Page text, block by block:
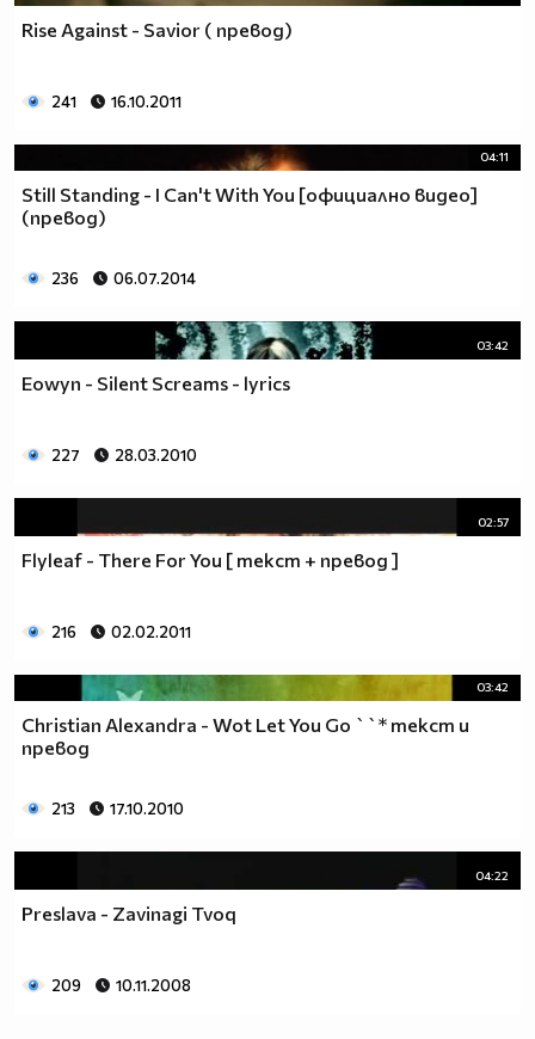
Rise Against - Savior ( превод)
241 16.10.2011
04:11
Still Standing - I Can't With You [официално видео]
(превод)
236 06.07.2014
03:42
Eowyn - Silent Screams - lyrics
227 28.03.2010
02:57
Flyleaf - There For You [ текст + превод ]
216 02.02.2011
03:42
Christian Alexandra - Wot Let You Go ``* текст и
превод
213 17.10.2010
04:22
Preslava - Zavinagi Tvoq
209 10.11.2008